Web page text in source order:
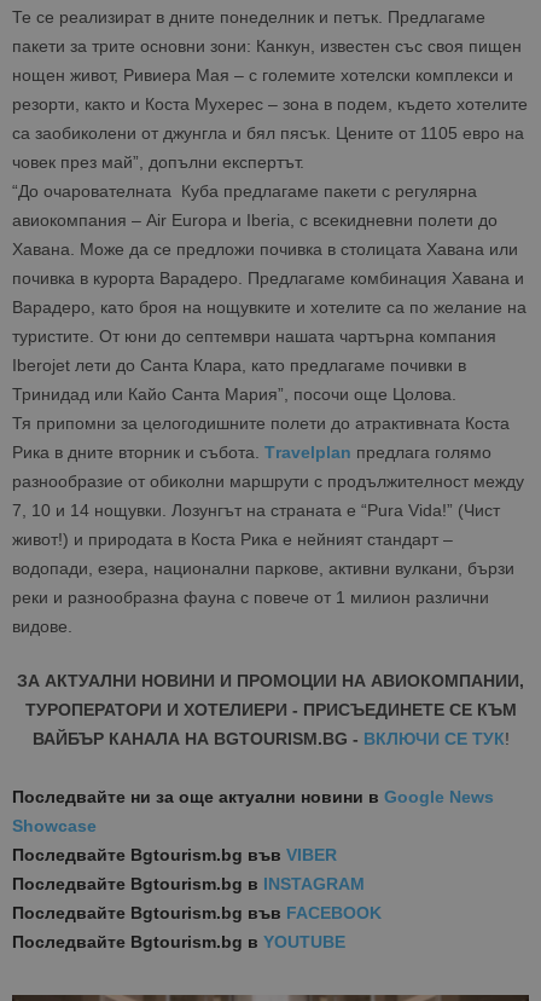
Те се реализират в дните понеделник и петък. Предлагаме
пакети за трите основни зони: Канкун, известен със своя пищен
нощен живот, Ривиера Мая – с големите хотелски комплекси и
резорти, както и Коста Мухерес – зона в подем, където хотелите
са заобиколени от джунгла и бял пясък. Цените от 1105 евро на
човек през май”, допълни експертът.
“До очарователната Куба предлагаме пакети с регулярна
авиокомпания – Air Europa и Iberia, с всекидневни полети до
Хавана. Може да се предложи почивка в столицата Хавана или
почивка в курорта Варадеро. Предлагаме комбинация Хавана и
Варадеро, като броя на нощувките и хотелите са по желание на
туристите. От юни до септември нашата чартърна компания
Iberojet лети до Санта Клара, като предлагаме почивки в
Тринидад или Кайо Санта Мария”, посочи още Цолова.
Тя припомни за целогодишните полети до атрактивната Коста
Рика в дните вторник и събота. Тravelplan предлага голямо
разнообразие от обиколни маршрути с продължителност между
7, 10 и 14 нощувки. Лозунгът на страната е “Pura Vida!” (Чист
живот!) и природата в Коста Рика е нейният стандарт –
водопади, езера, национални паркове, активни вулкани, бързи
реки и разнообразна фауна с повече от 1 милион различни
видове.
ЗА АКТУАЛНИ НОВИНИ И ПРОМОЦИИ НА АВИОКОМПАНИИ,
ТУРОПЕРАТОРИ И ХОТЕЛИЕРИ - ПРИСЪЕДИНЕТЕ СЕ КЪМ
ВАЙБЪР КАНАЛА НА BGTOURISM.BG - ВКЛЮЧИ СЕ ТУК!
Последвайте ни за още актуални новини в Google News
Showcase
Последвайте Bgtourism.bg във VIBER
Последвайте Bgtourism.bg в INSTAGRAM
Последвайте Bgtourism.bg във FACEBOOK
Последвайте Bgtourism.bg в YOUTUBE